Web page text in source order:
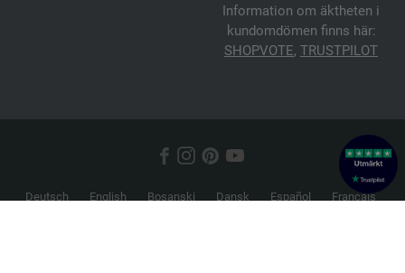
Information om äktheten i
kundomdömen finns här:
SHOPVOTE, TRUSTPILOT
Deutsch English Bosanski Dansk Español
Français